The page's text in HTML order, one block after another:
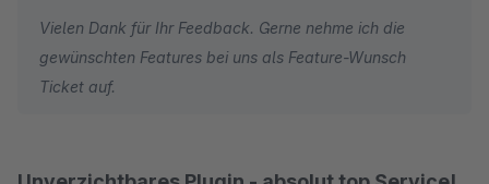
Vielen Dank für Ihr Feedback. Gerne nehme ich die
gewünschten Features bei uns als Feature-Wunsch
Ticket auf.